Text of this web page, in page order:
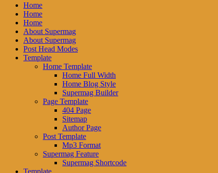
Home
Home
Home
About Supermag
About Supermag
Post Head Modes
Template
Home Template
Home Full Width
Home Blog Style
Supermag Builder
Page Template
404 Page
Sitemap
Author Page
Post Template
Mp3 Format
Supermag Feature
Supermag Shortcode
Template